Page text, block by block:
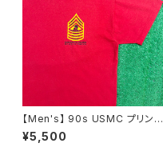
【Men's】 90s USMC プリント
Tシャツ / アメリカ製 USA製 9
0年代 ティーシャツ T-Shirt 古
¥5,500